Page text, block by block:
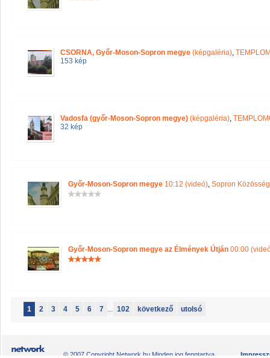
CSORNA, Győr-Moson-Sopron megye (képgaléria),
153 kép
Vadosfa (győr-Moson-Sopron megye) (képgaléria),
32 kép
Győr-Moson-Sopron megye 10:12 (videó), Sopron
Győr-Moson-Sopron megye az Élmények Útján 00:00
1 2 3 4 5 6 7 ... 102 következő utolsó
© 2007 Copyright Network.hu Minden jog fenntartva.